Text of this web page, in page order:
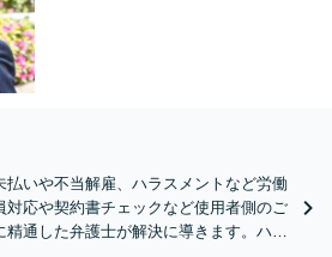
払いや不当解雇、ハラスメントなど労働
応や契約書チェックなど使用者側のご
通した弁護士が解決に導きます。ハラ